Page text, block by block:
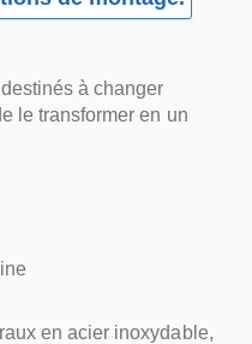
à changer
le transformer en un
en acier inoxydable,